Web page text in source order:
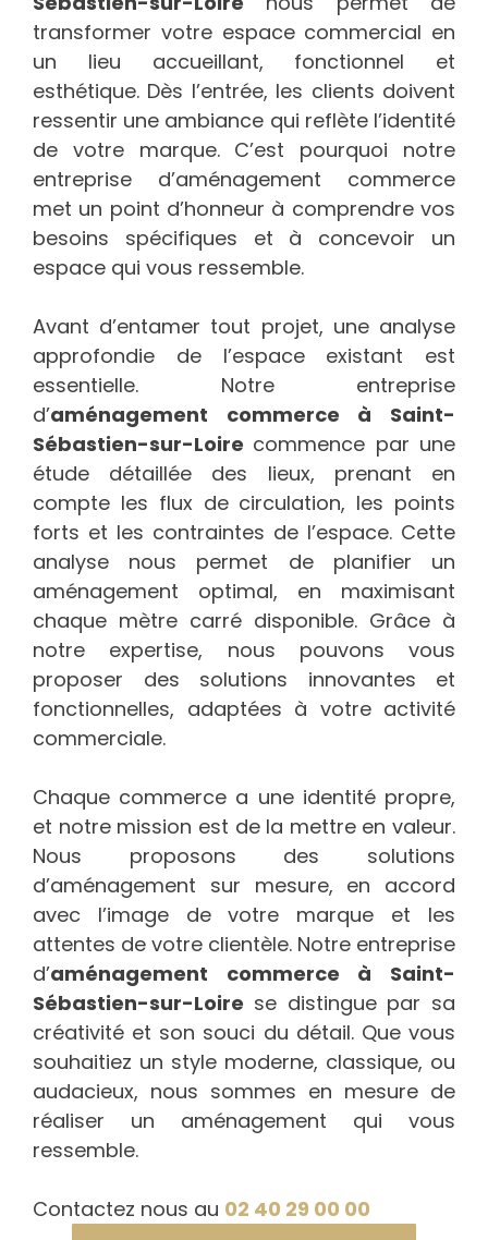
transformer votre espace commercial en
un lieu accueillant, fonctionnel et
esthétique. Dès l’entrée, les clients doivent
ressentir une ambiance qui reflète l’identité
de votre marque. C’est pourquoi notre
entreprise d’aménagement commerce
met un point d’honneur à comprendre vos
besoins spécifiques et à concevoir un
espace qui vous ressemble.
Avant d’entamer tout projet, une analyse
approfondie de l’espace existant est
essentielle. Notre entreprise
d’aménagement commerce à Saint-
Sébastien-sur-Loire commence par une
étude détaillée des lieux, prenant en
compte les flux de circulation, les points
forts et les contraintes de l’espace. Cette
analyse nous permet de planifier un
aménagement optimal, en maximisant
chaque mètre carré disponible. Grâce à
notre expertise, nous pouvons vous
proposer des solutions innovantes et
fonctionnelles, adaptées à votre activité
commerciale.
Chaque commerce a une identité propre,
et notre mission est de la mettre en valeur.
Nous proposons des solutions
d’aménagement sur mesure, en accord
avec l’image de votre marque et les
attentes de votre clientèle. Notre entreprise
d’aménagement commerce à Saint-
Sébastien-sur-Loire se distingue par sa
créativité et son souci du détail. Que vous
souhaitiez un style moderne, classique, ou
audacieux, nous sommes en mesure de
réaliser un aménagement qui vous
ressemble.
Contactez nous au 02 40 29 00 00